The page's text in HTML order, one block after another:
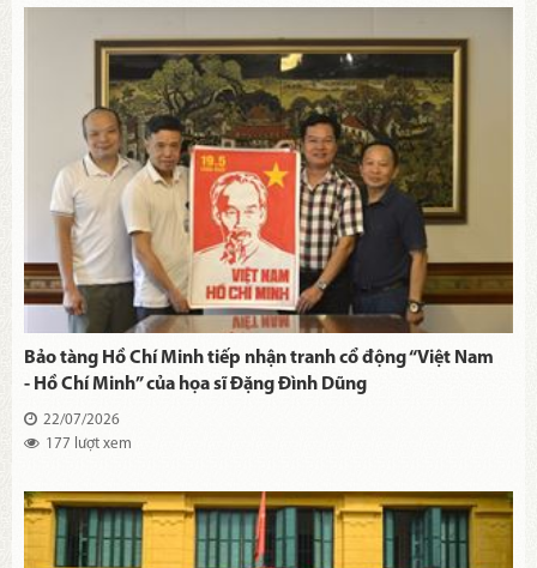
Bảo tàng Hồ Chí Minh tiếp nhận tranh cổ động “Việt Nam
- Hồ Chí Minh” của họa sĩ Đặng Đình Dũng
22/07/2026
177 lượt xem